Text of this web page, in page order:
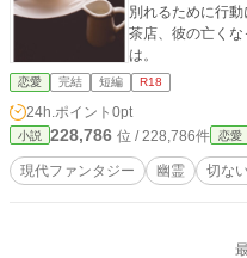
別れるために行動に出る。 まだ高校生
茶店、彼の亡く
は。
恋愛 完結 短編 R18
24h.ポイント 0pt
小説 228,786 位 / 228,786件 恋愛
現代ファンタジー 幽霊 切な